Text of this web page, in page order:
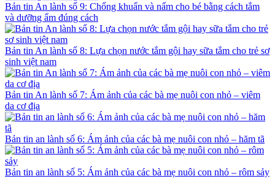
Bản tin An lành số 9: Chống khuẩn và nấm cho bé bằng cách tắm
và dưỡng ẩm đúng cách
Bản tin An lành số 8: Lựa chọn nước tắm gội hay sữa tắm cho trẻ sơ
sinh việt nam
Bản tin An lành số 7: Ám ảnh của các bà mẹ nuôi con nhỏ – viêm
da cơ địa
Bản tin an lành số 6: Ám ảnh của các bà mẹ nuôi con nhỏ – hăm tã
Bản tin an lành số 5: Ám ảnh của các bà mẹ nuôi con nhỏ – rôm sảy